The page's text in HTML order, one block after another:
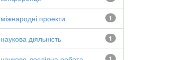
1
міжнародні проекти
1
наукова діяльність